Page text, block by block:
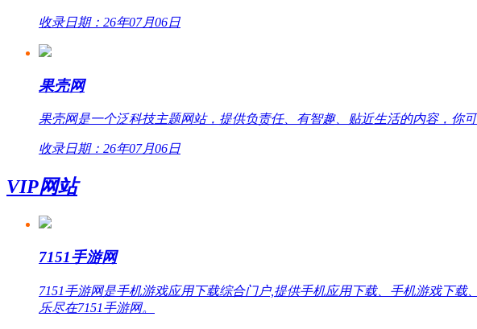
收录日期：26年07月06日
果壳网
果壳网是一个泛科技主题网站，提供负责任、有智趣、贴近生活的内容，你
收录日期：26年07月06日
VIP网站
7151手游网
7151手游网是手机游戏应用下载综合门户,提供手机应用下载、手机游戏下
乐尽在7151手游网。